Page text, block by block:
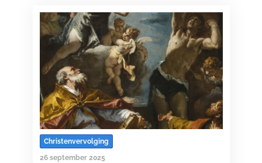
Christenvervolging
26 september 2025